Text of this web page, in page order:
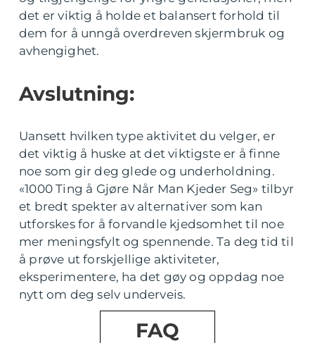
det er viktig å holde et balansert forhold til
dem for å unngå overdreven skjermbruk og
avhengighet.
Avslutning:
Uansett hvilken type aktivitet du velger, er
det viktig å huske at det viktigste er å finne
noe som gir deg glede og underholdning.
«1000 Ting å Gjøre Når Man Kjeder Seg» tilbyr
et bredt spekter av alternativer som kan
utforskes for å forvandle kjedsomhet til noe
mer meningsfylt og spennende. Ta deg tid til
å prøve ut forskjellige aktiviteter,
eksperimentere, ha det gøy og oppdag noe
nytt om deg selv underveis.
FAQ